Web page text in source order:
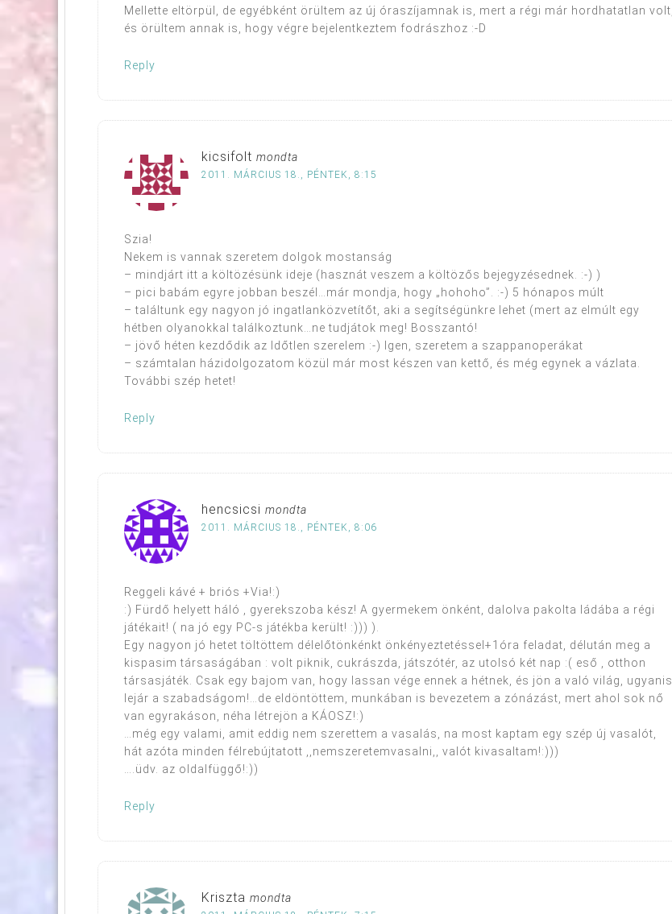
Mellette eltörpül, de egyébként örültem az új óraszíjamnak is, mert a régi már hordhatatlan volt,
és örültem annak is, hogy végre bejelentkeztem fodrászhoz :-D
Reply
kicsifolt mondta
2011. MÁRCIUS 18., PÉNTEK, 8:15
Szia!
Nekem is vannak szeretem dolgok mostanság
– mindjárt itt a költözésünk ideje (hasznát veszem a költözős bejegyzésednek. :-) )
– pici babám egyre jobban beszél…már mondja, hogy „hohoho”. :-) 5 hónapos múlt
– találtunk egy nagyon jó ingatlanközvetítőt, aki a segítségünkre lehet (mert az elmúlt egy
hétben olyanokkal találkoztunk…ne tudjátok meg! Bosszantó!
– jövő héten kezdődik az Időtlen szerelem :-) Igen, szeretem a szappanoperákat
– számtalan házidolgozatom közül már most készen van kettő, és még egynek a vázlata.
További szép hetet!
Reply
hencsicsi mondta
2011. MÁRCIUS 18., PÉNTEK, 8:06
Reggeli kávé + briós +Via!:)
:) Fürdő helyett háló , gyerekszoba kész! A gyermekem önként, dalolva pakolta ládába a régi
játékait! ( na jó egy PC-s játékba került! :))) ).
Egy nagyon jó hetet töltöttem délelőtönkénkt önkényeztetéssel+1óra feladat, délután meg a
kispasim társaságában : volt piknik, cukrászda, játszótér, az utolsó két nap :( eső , otthon
társasjáték. Csak egy bajom van, hogy lassan vége ennek a hétnek, és jön a való világ, ugyanis
lejár a szabadságom!…de eldöntöttem, munkában is bevezetem a zónázást, mert ahol sok nő
van egyrakáson, néha létrejön a KÁOSZ!:)
…még egy valami, amit eddig nem szerettem a vasalás, na most kaptam egy szép új vasalót,
hát azóta minden félrebújtatott ,,nemszeretemvasalni,, valót kivasaltam!:)))
….üdv. az oldalfüggő!:))
Reply
Kriszta mondta